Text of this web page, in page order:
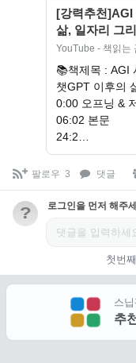
[강력추천]AGI
삶, 일자리 그
는여자 #미래
YouTube - 책읽
📚책제목 : AGI
챗GPT 이후의
0:00 오프닝 &
06:02 본문
24:2…
팔로우 3 댓글
? 로그인을 먼저 해주세
첫번
스
추